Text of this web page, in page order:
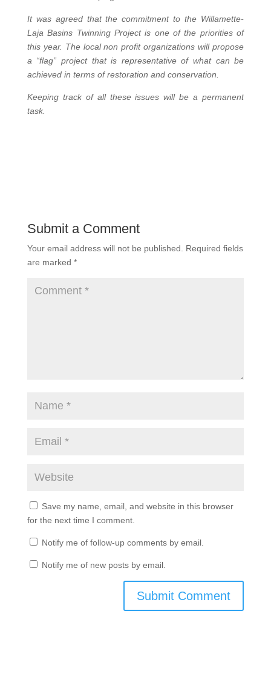
It was agreed that the commitment to the Willamette-
Laja Basins Twinning Project is one of the priorities of
this year. The local non profit organizations will propose
a “flag” project that is representative of what can be
achieved in terms of restoration and conservation.
Keeping track of all these issues will be a permanent
task.
Submit a Comment
Your email address will not be published.
Required fields
are marked *
Save my name, email, and website in this browser
for the next time I comment.
Notify me of follow-up comments by email.
Notify me of new posts by email.